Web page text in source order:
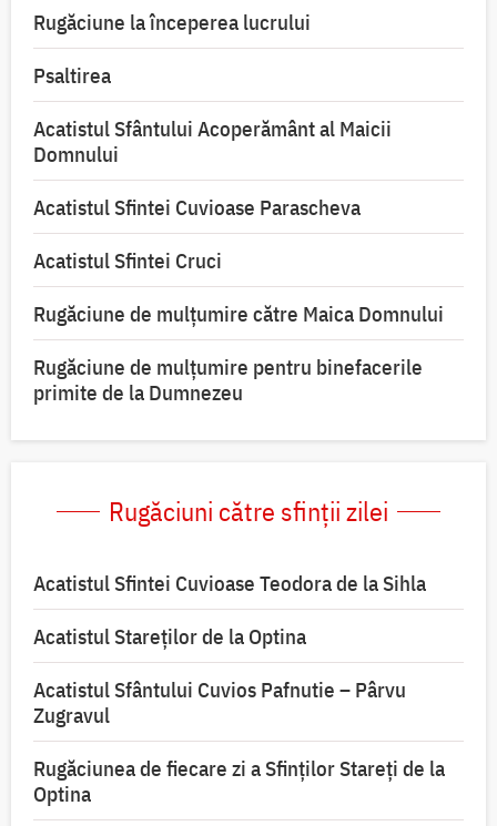
Rugăciune la începerea lucrului
Psaltirea
Acatistul Sfântului Acoperământ al Maicii
Domnului
Acatistul Sfintei Cuvioase Parascheva
Acatistul Sfintei Cruci
Rugăciune de mulţumire către Maica Domnului
Rugăciune de mulțumire pentru binefacerile
primite de la Dumnezeu
Rugăciuni către sfinții zilei
Acatistul Sfintei Cuvioase Teodora de la Sihla
Acatistul Stareţilor de la Optina
Acatistul Sfântului Cuvios Pafnutie – Pârvu
Zugravul
Rugăciunea de fiecare zi a Sfinților Stareți de la
Optina